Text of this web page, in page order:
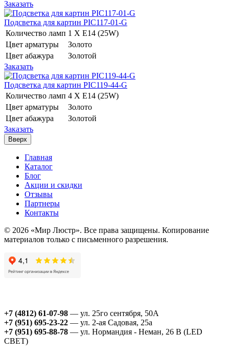
Заказать
Подсветка для картин PIC117-01-G
Количество ламп 1 Х E14 (25W)
Цвет арматуры
Золото
Цвет абажура
Золотой
Заказать
Подсветка для картин PIC119-44-G
Количество ламп 4 Х E14 (25W)
Цвет арматуры
Золото
Цвет абажура
Золотой
Заказать
Вверх
Главная
Каталог
Блог
Акции и скидки
Отзывы
Партнеры
Контакты
© 2026 «Мир Люстр». Все права защищены. Копирование
материалов только с письменного разрешения.
+7 (4812) 61-07-98 — ул. 25го сентября, 50А
+7 (951) 695-23-22 — ул. 2-ая Садовая, 25а
+7 (951) 695-88-78 — ул. Нормандия - Неман, 26 В (LED
СВЕТ)